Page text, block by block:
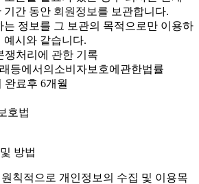
기간 동안 회원정보를 보관합니다.
는 정보를 그 보관의 목적으로만 이용하
예시와 같습니다.
쟁처리에 관한 기록
등에서의소비자보호에관한법률
완료후 6개월
호법
방법
칙적으로 개인정보의 수집 및 이용목